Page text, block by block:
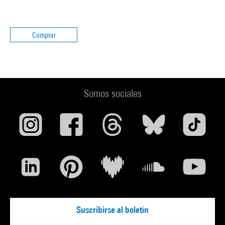
Comprar
Somos sociales
Suscribirse al boletín